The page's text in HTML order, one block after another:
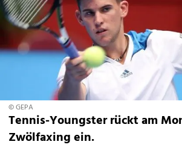
© GEPA
Tennis-Youngster rückt am
Zwölfaxing ein.